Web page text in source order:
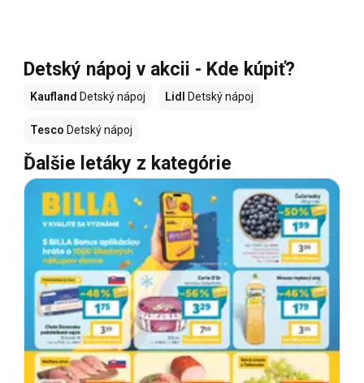
Detský nápoj v akcii - Kde kúpiť?
Kaufland Detský nápoj Lidl Detský nápoj
Tesco Detský nápoj
Ďalšie letáky z kategórie